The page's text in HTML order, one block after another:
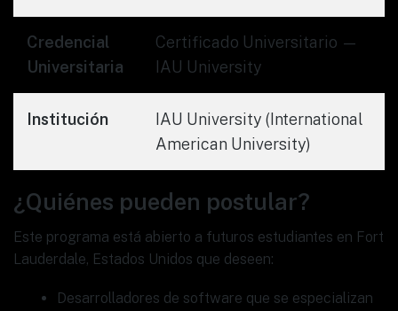
Credencial
Universitaria
Certificado Universitario —
IAU University
Institución
IAU University (International
American University)
¿Quiénes pueden postular?
Este programa está abierto a futuros estudiantes en Fort
Lauderdale, Estados Unidos que deseen:
Desarrolladores de software que se especializan